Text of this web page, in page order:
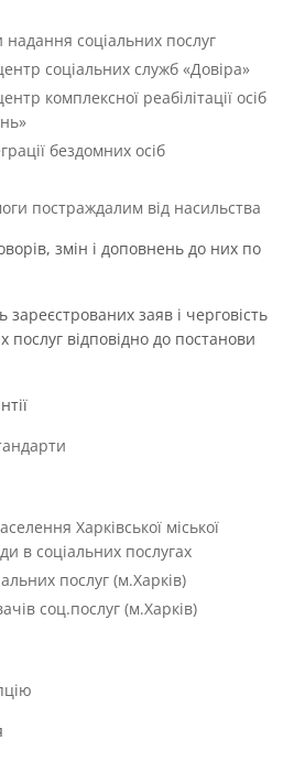
соціальних послуг
соціальних служб «Довіра»
комплексної реабілітації осіб
бездомних осіб
постраждалим від насильства
змін і доповнень до них по
зареєстрованих заяв і черговість
послуг відповідно до постанови
Харківської міської
в соціальних послугах
послуг (м.Харків)
соц.послуг (м.Харків)